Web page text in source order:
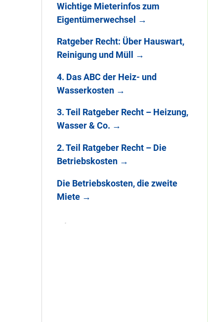
Wichtige Mieterinfos zum
Eigentümerwechsel →
Ratgeber Recht: Über Hauswart,
Reinigung und Müll
→
4. Das ABC der Heiz- und
Wasserkosten →
3. Teil Ratgeber Recht – Heizung,
Wasser & Co. →
2. Teil Ratgeber Recht – Die
Betriebskosten →
Die Betriebskosten, die zweite
Miete →
zwei Hahnebergen
kam
100 Jahre
Heerstraße